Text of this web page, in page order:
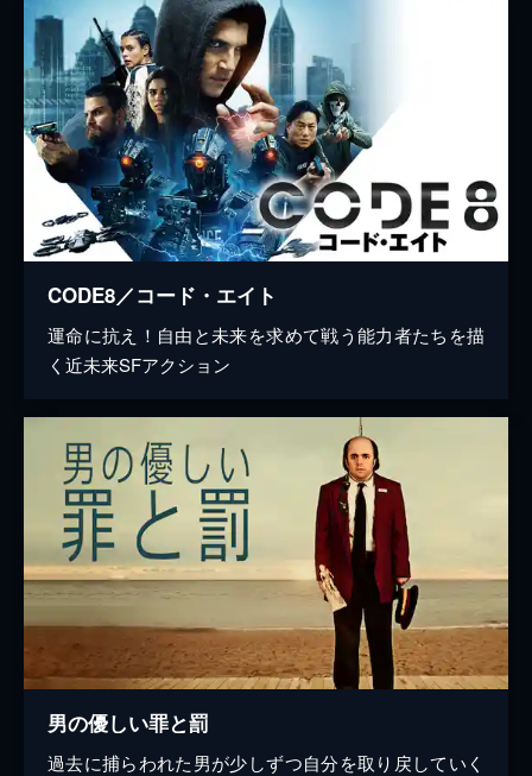
CODE8／コード・エイト
運命に抗え！自由と未来を求めて戦う能力者たちを描
く近未来SFアクション
男の優しい罪と罰
過去に捕らわれた男が少しずつ自分を取り戻していく